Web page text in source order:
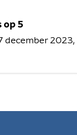
op 5
december 2023